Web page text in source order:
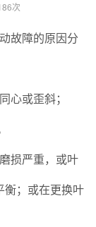
次
故障的原因分
心或歪斜；
损严重，或叶
衡；或在更换叶